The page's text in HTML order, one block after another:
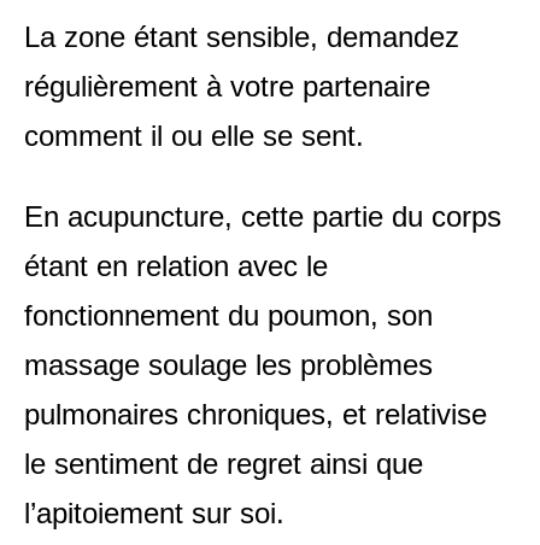
La zone étant sensible, demandez
régulièrement à votre partenaire
comment il ou elle se sent.
En acupuncture, cette partie du corps
étant en relation avec le
fonctionnement du poumon, son
massage soulage les problèmes
pulmonaires chroniques, et relativise
le sentiment de regret ainsi que
l’apitoiement sur soi.